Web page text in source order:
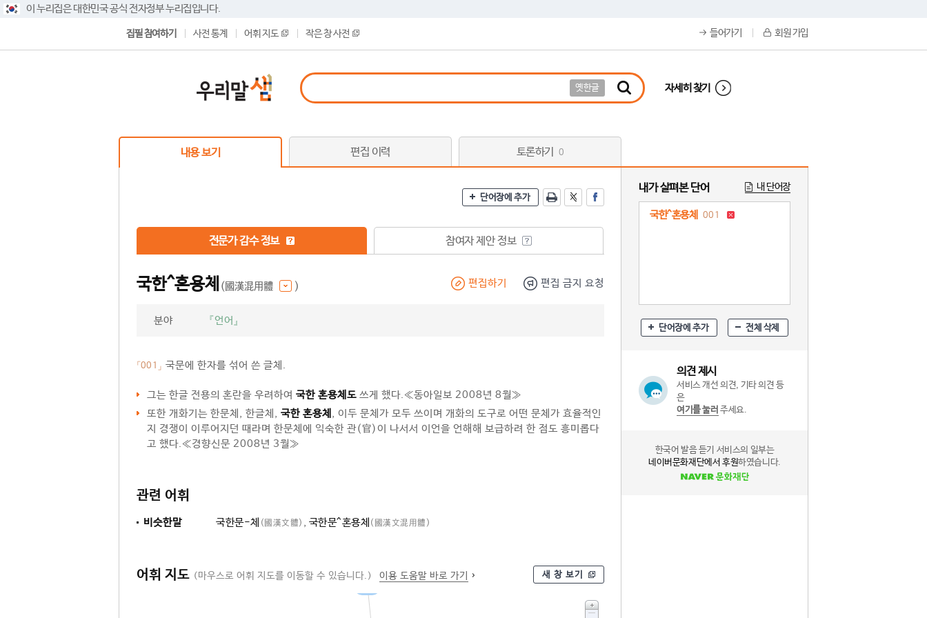
이 누리집은 대한민국 공식 전자정부 누리집입니다.
집필 참여하기 사전 통계 어휘 지도 작은 창 사전 들어가기 회원 가입
옛한글 자세히 찾기
내용 보기 편집 이력 토론하기 0
단어장에 추가
전문가 감수 정보 참여자 제안 정보
국한^혼용체 (國漢混用體 ) 편집하기 편집 금지 요청
분야 『언어』
「001」 국문에 한자를 섞어 쓴 글체.
그는 한글 전용의 혼란을 우려하여 국한 혼용체도 쓰게 했다.≪동아일보 2008년 8월≫
또한 개화기는 한문체, 한글체, 국한 혼용체 , 이두 문체가 모두 쓰이며 개화의 도구로 어떤 문체가 효율적인
지 경쟁이 이루어지던 때라며 한문체에 익숙한 관(官)이 나서서 이언을 언해해 보급하려 한 점도 흥미롭다
고 했다.≪경향신문 2008년 3월≫
관련 어휘
비슷한말 국한문-체 (國漢文體) , 국한문^혼용체 (國漢文混用體)
어휘 지도 (마우스로 어휘 지도를 이동할 수 있습니다.) 이용 도움말 바로 가기 새 창 보기
내가 살펴본 단어 내 단어장
국한^혼용체 001
단어장에 추가 전체 삭제
의견 제시
서비스 개선 의견, 기타 의견 등
은
여기를 눌러 주세요.
한국어 발음 듣기 서비스의 일부는
네이버문화재단에서 후원하였습니다.